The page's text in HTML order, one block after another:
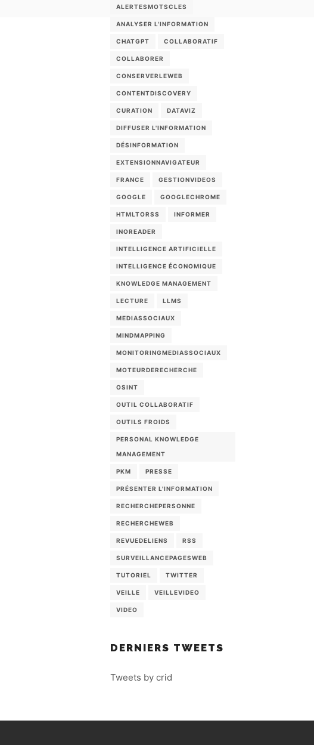
ALERTESMOTSCLES
ANALYSER L'INFORMATION
CHATGPT COLLABORATIF
COLLABORER
CONSERVERLEWEB
CONTENTDISCOVERY
CURATION DATAVIZ
DIFFUSER L'INFORMATION
DÉSINFORMATION
EXTENSIONNAVIGATEUR
FRANCE GESTIONVIDEOS
GOOGLE GOOGLECHROME
HTMLTORSS INFORMER
INOREADER
INTELLIGENCE ARTIFICIELLE
INTELLIGENCE ÉCONOMIQUE
KNOWLEDGE MANAGEMENT
LECTURE LLMS
MEDIASSOCIAUX
MINDMAPPING
MONITORINGMEDIASSOCIAUX
MOTEURDERECHERCHE
OSINT
OUTIL COLLABORATIF
OUTILS FROIDS
PERSONAL KNOWLEDGE
MANAGEMENT
PKM PRESSE
PRÉSENTER L'INFORMATION
RECHERCHEPERSONNE
RECHERCHEWEB
REVUEDELIENS RSS
SURVEILLANCEPAGESWEB
TUTORIEL TWITTER
VEILLE VEILLEVIDEO
VIDEO
DERNIERS TWEETS
Tweets by crid